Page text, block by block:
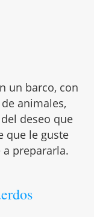
un barco, con
animales,
deseo que
que le guste
prepararla.